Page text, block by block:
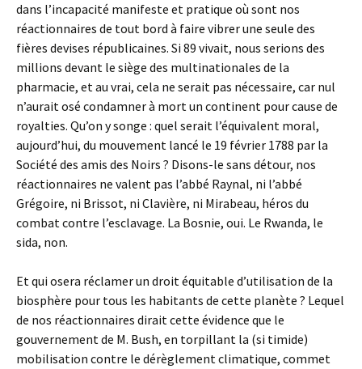
dans l’incapacité manifeste et pratique où sont nos
réactionnaires de tout bord à faire vibrer une seule des
fières devises républicaines. Si 89 vivait, nous serions des
millions devant le siège des multinationales de la
pharmacie, et au vrai, cela ne serait pas nécessaire, car nul
n’aurait osé condamner à mort un continent pour cause de
royalties. Qu’on y songe : quel serait l’équivalent moral,
aujourd’hui, du mouvement lancé le 19 février 1788 par la
Société des amis des Noirs ? Disons-le sans détour, nos
réactionnaires ne valent pas l’abbé Raynal, ni l’abbé
Grégoire, ni Brissot, ni Clavière, ni Mirabeau, héros du
combat contre l’esclavage. La Bosnie, oui. Le Rwanda, le
sida, non.
Et qui osera réclamer un droit équitable d’utilisation de la
biosphère pour tous les habitants de cette planète ? Lequel
de nos réactionnaires dirait cette évidence que le
gouvernement de M. Bush, en torpillant la (si timide)
mobilisation contre le dérèglement climatique, commet